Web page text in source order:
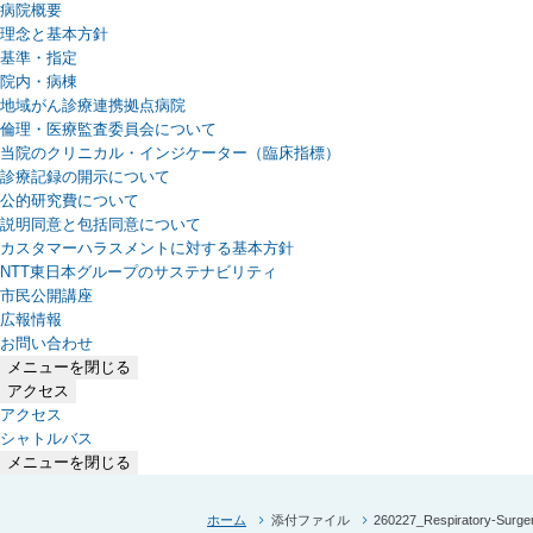
病院概要
理念と基本方針
基準・指定
院内・病棟
地域がん診療連携拠点病院
倫理・医療監査委員会について
当院のクリニカル・インジケーター（臨床指標）
診療記録の開示について
公的研究費について
説明同意と包括同意について
カスタマーハラスメントに対する基本方針
NTT東日本グループのサステナビリティ
（新しいタブで開きます）
市民公開講座
広報情報
お問い合わせ
メニューを閉じる
アクセス
アクセス
シャトルバス
メニューを閉じる
ホーム 添付ファイル 260227_Respiratory-